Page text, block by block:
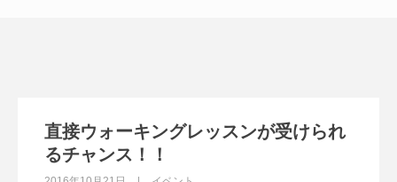
直接ウォーキングレッスンが受けられ
るチャンス！！